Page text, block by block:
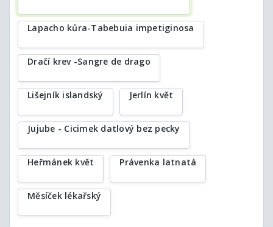
Lapacho kůra-Tabebuia impetiginosa
Dračí krev -Sangre de drago
Lišejník islandský Jerlín květ
Jujube - Cicimek datlový bez pecky
Heřmánek květ Právenka latnatá
Měsíček lékařský